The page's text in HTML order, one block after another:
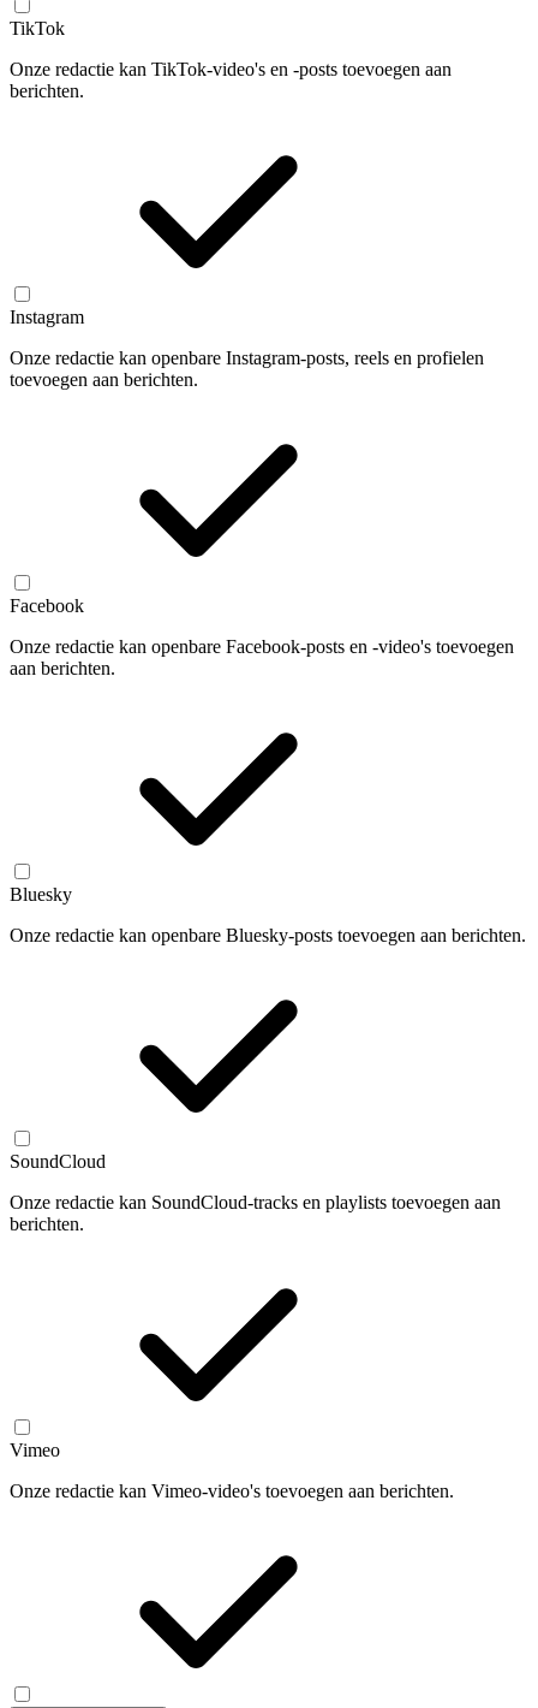
TikTok
Onze redactie kan TikTok-video's en -posts toevoegen aan
berichten.
Instagram
Onze redactie kan openbare Instagram-posts, reels en profielen
toevoegen aan berichten.
Facebook
Onze redactie kan openbare Facebook-posts en -video's toevoegen
aan berichten.
Bluesky
Onze redactie kan openbare Bluesky-posts toevoegen aan berichten.
SoundCloud
Onze redactie kan SoundCloud-tracks en playlists toevoegen aan
berichten.
Vimeo
Onze redactie kan Vimeo-video's toevoegen aan berichten.